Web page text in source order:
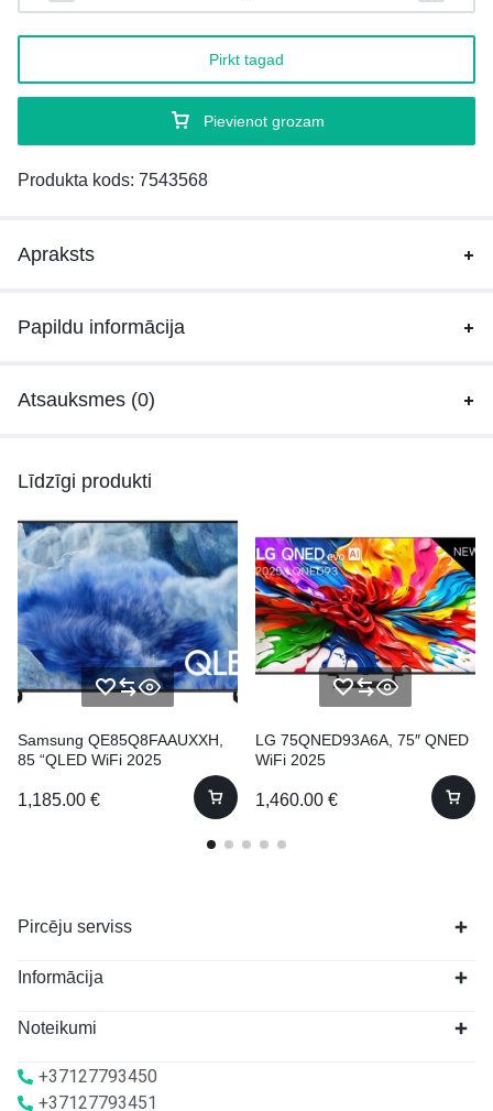
Pievienot grozam
Pirkt tagad
Produkta kods: 7543568
Apraksts
Papildu informācija
Atsauksmes (0)
Līdzīgi produkti
Samsung QE85Q8FAAUXXH,
85 “QLED WiFi 2025
1,185.00 €
LG 75QNED93A6A, 75″ QNED
WiFi 2025
1,460.00 €
Pircēju serviss
Informācija
Noteikumi
+37127793450
+37127793451